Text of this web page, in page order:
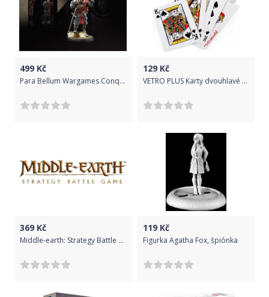
499 Kč
Para Bellum Wargames Conquest: The last Argument of Kings - Hundred Kingdoms: Drillmaster
129 Kč
VETRO PLUS Karty dvouhlavé na poker, 2 sady
369 Kč
Middle-earth: Strategy Battle Game - Corsair Arbalesters
119 Kč
Figurka Agatha Fox, špiónka